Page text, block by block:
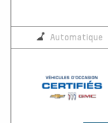
Automatique